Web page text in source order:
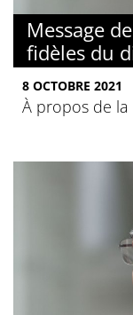
Message
fidèles du
8 OCTOBRE 2021
À propos de la